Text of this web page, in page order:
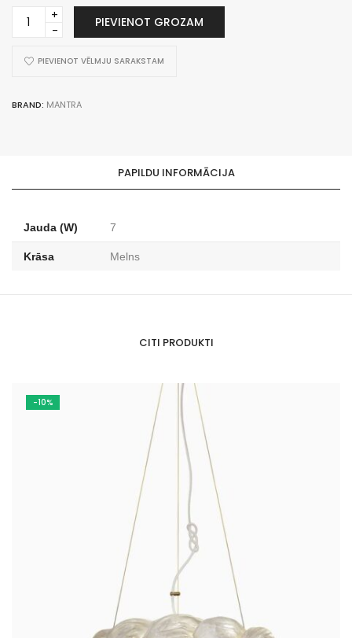
Monkey
Fan
ventilators
daudzums
PIEVIENOT GROZAM
PIEVIENOT VĒLMJU SARAKSTAM
BRAND: MANTRA
PAPILDU INFORMĀCIJA
Jauda (W) 7
Krāsa Melns
CITI PRODUKTI
-10%